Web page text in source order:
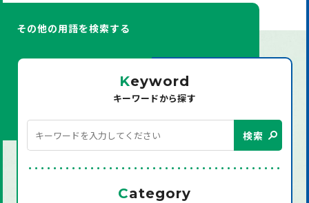
その他の用語を検索する
Keyword
キーワードから探す
検索
Category